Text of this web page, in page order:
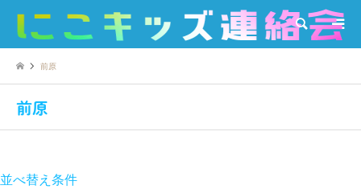
検索
前原
前原
並べ替え条件